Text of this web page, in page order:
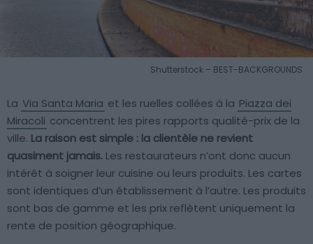
Shutterstock – BEST-BACKGROUNDS
La Via Santa Maria et les ruelles collées à la Piazza dei
Miracoli concentrent les pires rapports qualité-prix de la
ville. La raison est simple : la clientèle ne revient
quasiment jamais. Les restaurateurs n’ont donc aucun
intérêt à soigner leur cuisine ou leurs produits. Les cartes
sont identiques d’un établissement à l’autre. Les produits
sont bas de gamme et les prix reflètent uniquement la
rente de position géographique.